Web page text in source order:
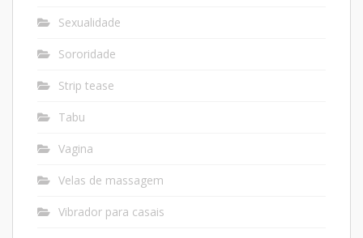
Sexualidade
Sororidade
Strip tease
Tabu
Vagina
Velas de massagem
Vibrador para casais